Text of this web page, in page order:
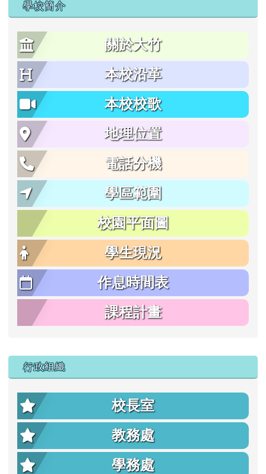
學校簡介
關於大竹
本校沿革
本校校歌
地理位置
電話分機
學區範圍
校園平面圖
學生現況
作息時間表
課程計畫
行政組織
校長室
教務處
學務處